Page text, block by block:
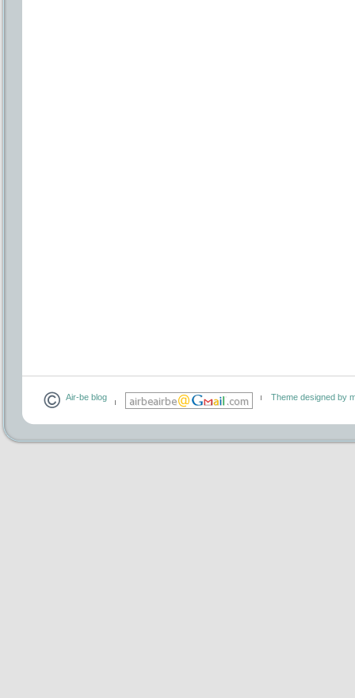
Air-be blog Theme designed by